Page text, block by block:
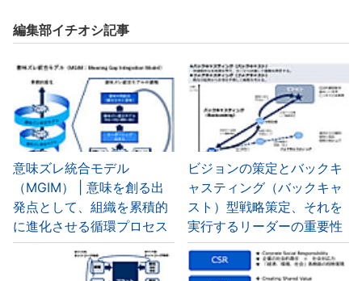
編集部イチオシ記事
意味ズレ統合モデル
（MGIM） | 意味を創る出
発点として、組織を累積的
に進化させる循環プロセス
ビジョンの策定とバックキ
ャスティング（バックキャ
スト）型戦略策定、それを
実行するリーダーの重要性